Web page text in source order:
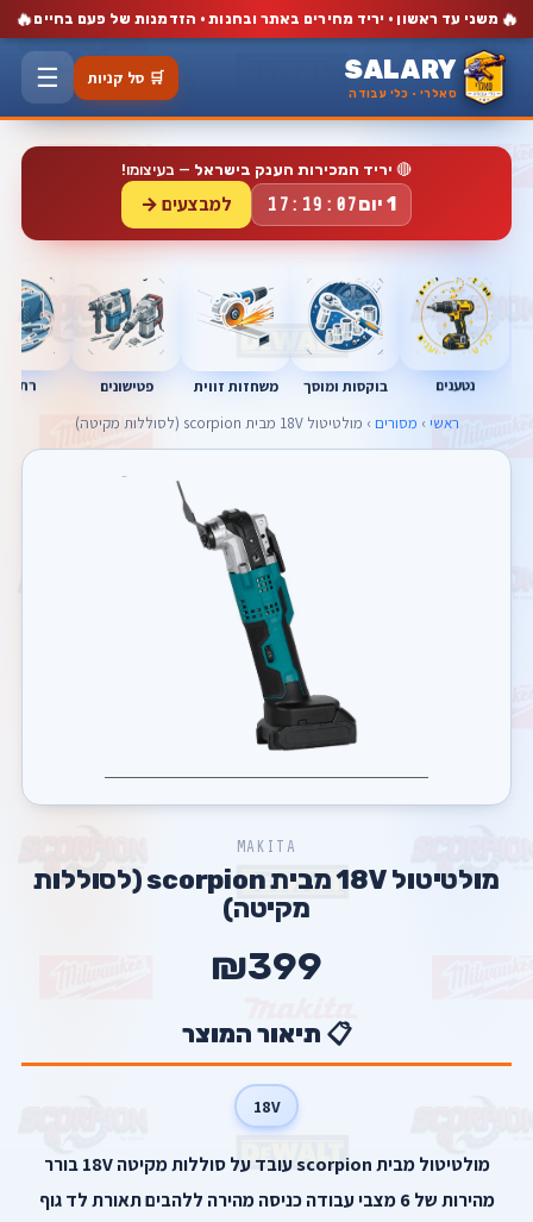
🔥 משני עד ראשון · יריד מחירים באתר ובחנות · הזדמנות של פעם בחיים🔥
SALARY
סאלרי · כלי עבודה
🛒 סל קניות ☰
🔴 יריד המכירות הענק בישראל — בעיצומו!
1 יום 17:19:06 למבצעים →
נטענים בוקסות ומוסך משחזות זווית פטישונים
ראשי › מסורים › מולטיטול 18V מבית scorpion (לסוללות מקיטה)
MAKITA
מולטיטול 18V מבית scorpion (לסוללות
מקיטה)
₪399
📋 תיאור המוצר
18V
מולטיטול מבית scorpion עובד על סוללות מקיטה 18V בורר
מהירות של 6 מצבי עבודה כניסה מהירה ללהבים תאורת לד גוף